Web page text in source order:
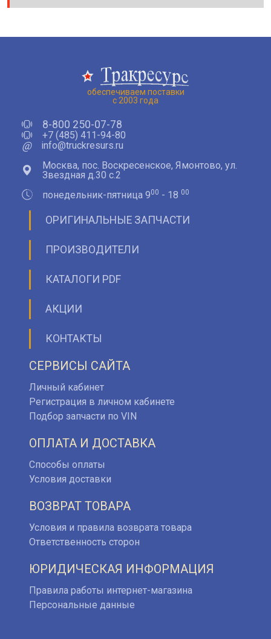
обеспечиваем поставки
с 2003 года
8-800 250-07-78
+7 (485) 411-94-80
@
info@truckresurs.ru
Москва, пос. Воскресенское, Ямонтово, ул.
Звездная д.30 с.2
понедельник-пятница 900 - 18 00
ОРИГИНАЛЬНЫЕ ЗАПЧАСТИ
ПРОИЗВОДИТЕЛИ
КАТАЛОГИ PDF
АКЦИИ
КОНТАКТЫ
СЕРВИСЫ САЙТА
Личный кабинет
Регистрация в личном кабинете
Подбор запчасти по VIN
ОПЛАТА И ДОСТАВКА
Способы оплаты
Условия доставки
ВОЗВРАТ ТОВАРА
Условия и правила возврата товара
Ответственность сторон
ЮРИДИЧЕСКАЯ ИНФОРМАЦИЯ
Правила работы интернет-магазина
Персональные данные